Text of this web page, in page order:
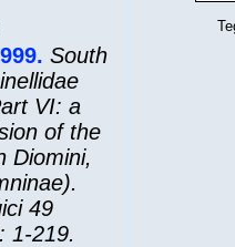
South
VI: a
of the
Diomini,
49
1-219.